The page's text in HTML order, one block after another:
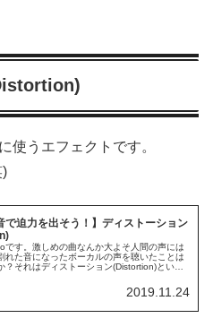
使うエフェクトです。
)
で迫力を出そう！】ディストーション
です。激しめの曲なんか大よそ人間の声には
れた音になったボーカルの声を聴いたことは
？それはディストーション(Distortion)という
2019.11.24